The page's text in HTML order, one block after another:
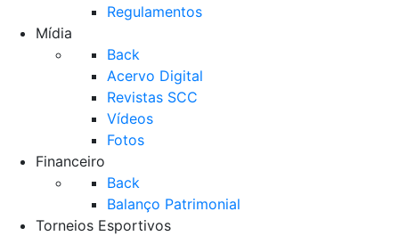
Regulamentos
Mídia
Back
Acervo Digital
Revistas SCC
Vídeos
Fotos
Financeiro
Back
Balanço Patrimonial
Torneios Esportivos